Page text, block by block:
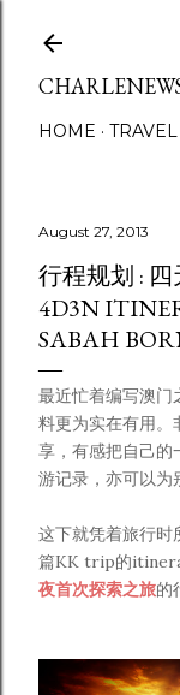
HOME TRAVEL
August 27, 2013
行程规划 :
4D3N
SABAH
最近忙着编写澳门
料更为实在有用
享，有感把自己的
游记录，亦可以为
这下就凭着旅行时
篇KK trip的
夜首次探索之旅的